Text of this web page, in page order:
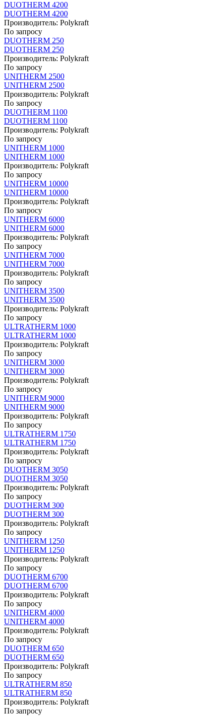
DUOTHERM 4200
DUOTHERM 4200
Производитель: Polykraft
По запросу
DUOTHERM 250
DUOTHERM 250
Производитель: Polykraft
По запросу
UNITHERM 2500
UNITHERM 2500
Производитель: Polykraft
По запросу
DUOTHERM 1100
DUOTHERM 1100
Производитель: Polykraft
По запросу
UNITHERM 1000
UNITHERM 1000
Производитель: Polykraft
По запросу
UNITHERM 10000
UNITHERM 10000
Производитель: Polykraft
По запросу
UNITHERM 6000
UNITHERM 6000
Производитель: Polykraft
По запросу
UNITHERM 7000
UNITHERM 7000
Производитель: Polykraft
По запросу
UNITHERM 3500
UNITHERM 3500
Производитель: Polykraft
По запросу
ULTRATHERM 1000
ULTRATHERM 1000
Производитель: Polykraft
По запросу
UNITHERM 3000
UNITHERM 3000
Производитель: Polykraft
По запросу
UNITHERM 9000
UNITHERM 9000
Производитель: Polykraft
По запросу
ULTRATHERM 1750
ULTRATHERM 1750
Производитель: Polykraft
По запросу
DUOTHERM 3050
DUOTHERM 3050
Производитель: Polykraft
По запросу
DUOTHERM 300
DUOTHERM 300
Производитель: Polykraft
По запросу
UNITHERM 1250
UNITHERM 1250
Производитель: Polykraft
По запросу
DUOTHERM 6700
DUOTHERM 6700
Производитель: Polykraft
По запросу
UNITHERM 4000
UNITHERM 4000
Производитель: Polykraft
По запросу
DUOTHERM 650
DUOTHERM 650
Производитель: Polykraft
По запросу
ULTRATHERM 850
ULTRATHERM 850
Производитель: Polykraft
По запросу